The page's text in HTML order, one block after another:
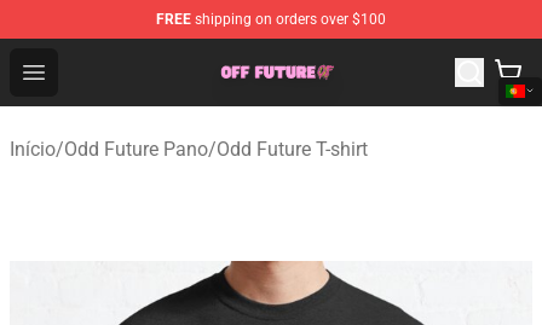
FREE shipping on orders over $100
Open menu
Odd Future Store - Official Odd Future Merchandise Shop
Início/Odd Future Pano/Odd Future T-shirt